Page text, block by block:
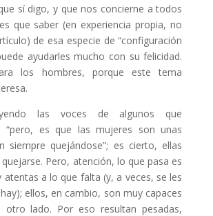
sí digo, y que nos concierne a todos
que saber (en experiencia propia, no
de esa especie de “configuración
ayudarles mucho con su felicidad.
los hombres, porque este tema
las voces de algunos que
“pero, es que las mujeres son unas
siempre quejándose”; es cierto, ellas
Pero, atención, lo que pasa es
atentas a lo que falta (y, a veces, se les
ellos, en cambio, son muy capaces
otro lado. Por eso resultan pesadas,